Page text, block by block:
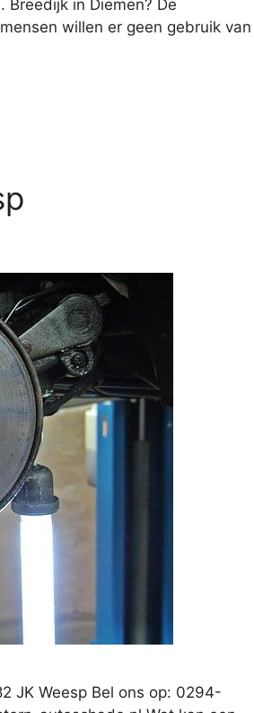
Breedijk in Diemen? De
willen er geen gebruik van
JK Weesp Bel ons op: 0294-